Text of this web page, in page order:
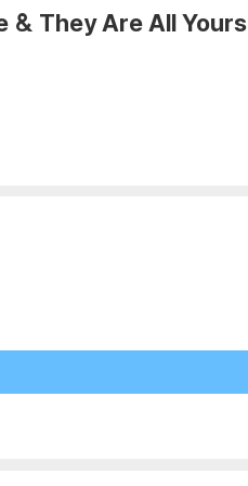
& They Are All Yours